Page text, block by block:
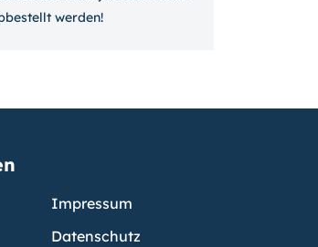
werden!
Impressum
Datenschutz